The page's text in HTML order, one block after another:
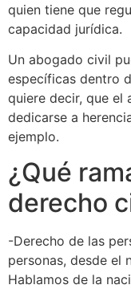
quien tiene que
capacidad jurídica.
Un abogado civil
específicas dentro
quiere decir, que el
dedicarse a
ejemplo.
¿Qué
derecho
-Derecho de las
personas, desde el
Hablamos de la